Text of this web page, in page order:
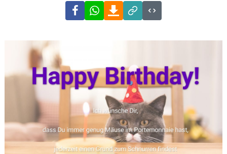
FacebookWhatsAppDownload
Link
Code